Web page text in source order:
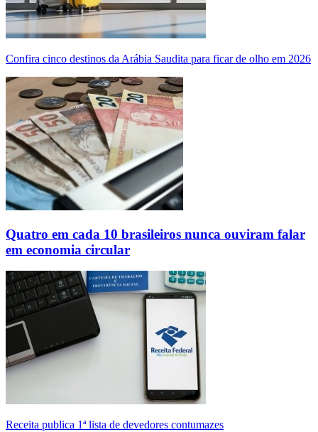
Confira cinco destinos da Arábia Saudita para ficar de olho em 2026
Quatro em cada 10 brasileiros nunca ouviram falar
em economia circular
Receita publica 1ª lista de devedores contumazes